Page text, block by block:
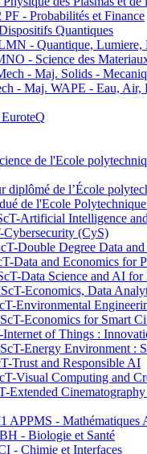
- Probabilités et Finance
Quantiques
- Quantique, Lumiere,
- Science des
- Maj. Solids -
- Maj. WAPE - Eau, Air,
de l'Ecole
diplômé de l’École
de l'Ecole
Artificial Intelligence
(CyS)
Double Degree Data
Data and Economics for
Data Science and AI for
Economics, Data
Environmental
Economics for Smart
of Things :
Energy Environment :
Trust and Responsible AI
Visual Computing and
Extended
- Mathématiques
- Biologie et Santé
- Chimie et Interfaces